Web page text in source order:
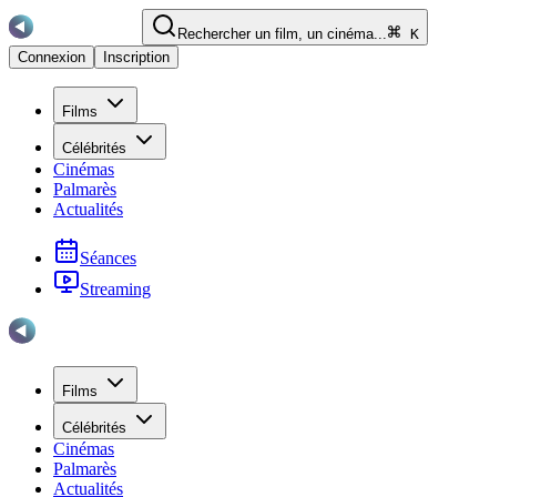
Rechercher un film, un cinéma...
K
Connexion
Inscription
Films
Célébrités
Cinémas
Palmarès
Actualités
Séances
Streaming
Films
Célébrités
Cinémas
Palmarès
Actualités